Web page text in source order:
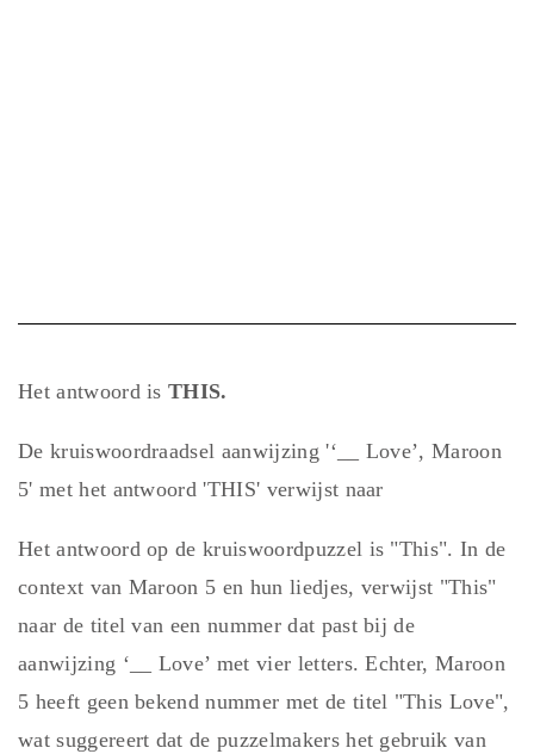
Het antwoord isTHIS.
De kruiswoordraadsel aanwijzing '‘__ Love’, Maroon
5' met het antwoord 'THIS' verwijst naar
Het antwoord op de kruiswoordpuzzel is "This". In de
context van Maroon 5 en hun liedjes, verwijst "This"
naar de titel van een nummer dat past bij de
aanwijzing ‘__ Love’ met vier letters. Echter, Maroon
5 heeft geen bekend nummer met de titel "This Love",
wat suggereert dat de puzzelmakers het gebruik van